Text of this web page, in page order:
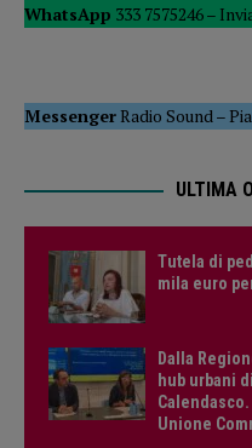
WhatsApp 333 7575246 –
MessengerRadio Sound –
ULTIMA
Tutela di
mila euro
Dalla
hub urbani
Unione